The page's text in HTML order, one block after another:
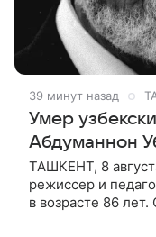
39 минут назад
Умер
Абдуманнон
ТАШКЕНТ, 8
режиссер и
в возрасте 86